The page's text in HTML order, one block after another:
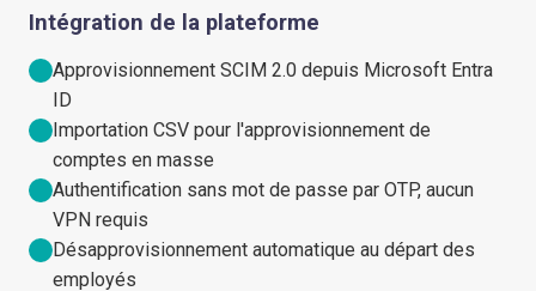
Intégration de la plateforme
Approvisionnement SCIM 2.0 depuis Microsoft Entra
ID
Importation CSV pour l'approvisionnement de
comptes en masse
Authentification sans mot de passe par OTP, aucun
VPN requis
Désapprovisionnement automatique au départ des
employés